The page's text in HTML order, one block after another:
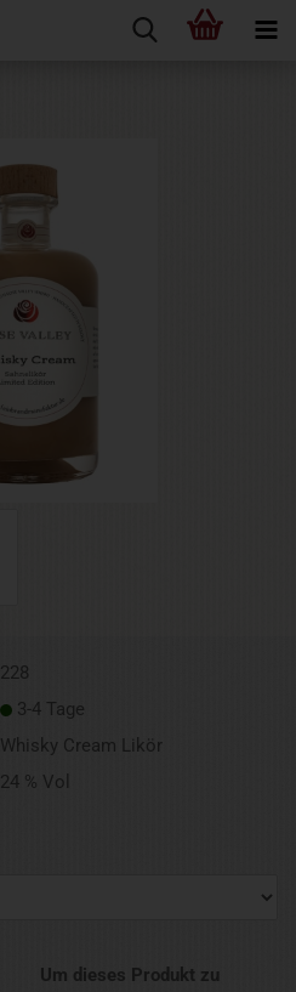
228
3-4 Tage
Whisky Cream Likör
24 % Vol
Um dieses Produkt zu